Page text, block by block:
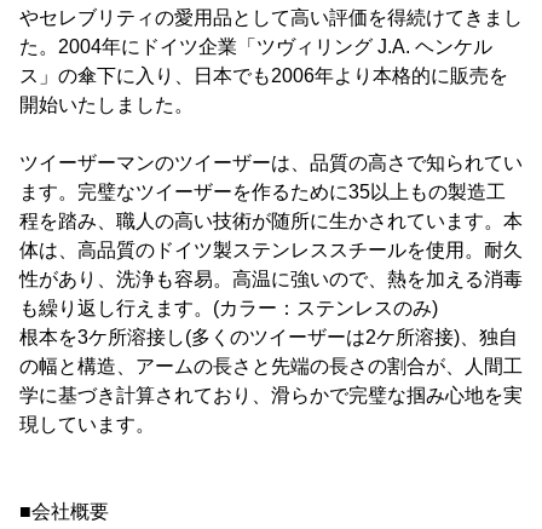
やセレブリティの愛用品として高い評価を得続けてきまし
た。2004年にドイツ企業「ツヴィリング J.A. ヘンケル
ス」の傘下に入り、日本でも2006年より本格的に販売を
開始いたしました。
ツイーザーマンのツイーザーは、品質の高さで知られてい
ます。完璧なツイーザーを作るために35以上もの製造工
程を踏み、職人の高い技術が随所に生かされています。本
体は、高品質のドイツ製ステンレススチールを使用。耐久
性があり、洗浄も容易。高温に強いので、熱を加える消毒
も繰り返し行えます。(カラー：ステンレスのみ)
根本を3ケ所溶接し(多くのツイーザーは2ケ所溶接)、独自
の幅と構造、アームの長さと先端の長さの割合が、人間工
学に基づき計算されており、滑らかで完璧な掴み心地を実
現しています。
■会社概要